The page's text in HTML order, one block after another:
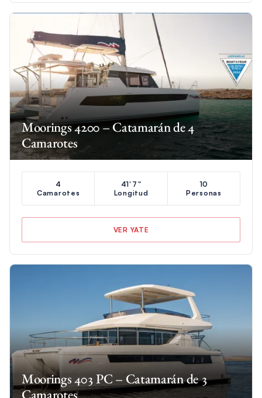
Moorings 4200 – Catamarán de 4
Camarotes
4
Camarotes
41'7"
Longitud
10
Personas
VER YATE
Moorings 403 PC – Catamarán de 3